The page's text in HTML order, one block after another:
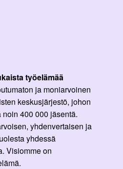
työelämää
ja moniarvoinen
keskusjärjestö, johon
400 000 jäsentä.
yhdenvertaisen ja
yhdessä
Visiomme on